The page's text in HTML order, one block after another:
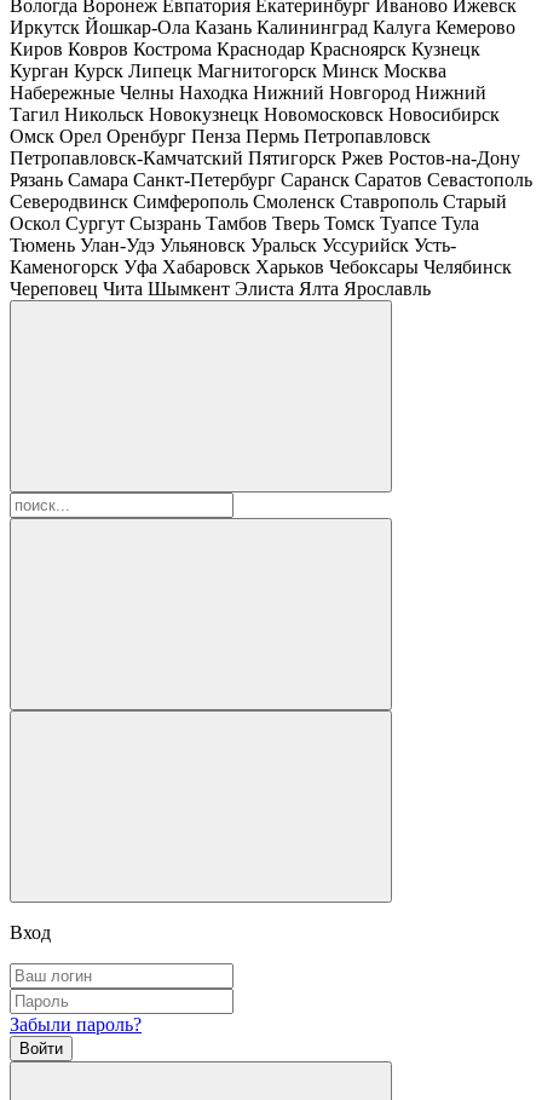
Вологда Воронеж Евпатория Екатеринбург Иваново Ижевск
Иркутск Йошкар-Ола Казань Калининград Калуга Кемерово
Киров Ковров Кострома Краснодар Красноярск Кузнецк
Курган Курск Липецк Магнитогорск Минск Москва
Набережные Челны Находка Нижний Новгород Нижний
Тагил Никольск Новокузнецк Новомосковск Новосибирск
Омск Орел Оренбург Пенза Пермь Петропавловск
Петропавловск-Камчатский Пятигорск Ржев Ростов-на-Дону
Рязань Самара Санкт-Петербург Саранск Саратов Севастополь
Северодвинск Симферополь Смоленск Ставрополь Старый
Оскол Сургут Сызрань Тамбов Тверь Томск Туапсе Тула
Тюмень Улан-Удэ Ульяновск Уральск Уссурийск Усть-
Каменогорск Уфа Хабаровск Харьков Чебоксары Челябинск
Череповец Чита Шымкент Элиста Ялта Ярославль
Вход
Забыли пароль?
Войти